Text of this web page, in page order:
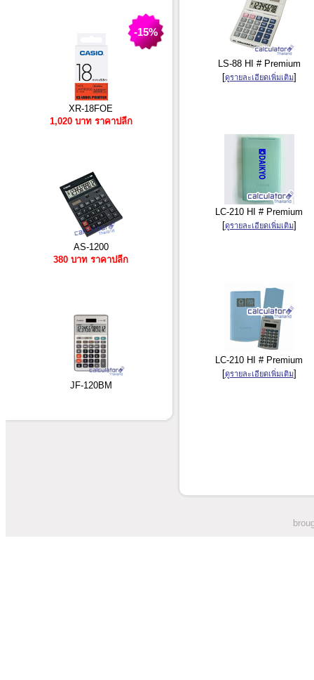
XR-18FOE
1,020 บาท ราคาปลีก
-15%
AS-1200
380 บาท ราคาปลีก
JF-120BM
LS-88 HI # Premium
[ดูรายละเอียดเพิ่มเติม]
LC-210 HI # Premium
[ดูรายละเอียดเพิ่มเติม]
LC-210 HI # Premium
[ดูรายละเอียดเพิ่มเติม]